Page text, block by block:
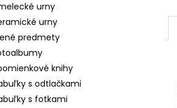
urny
urny
predmety
knihy
s odtlačkami
s fotkami